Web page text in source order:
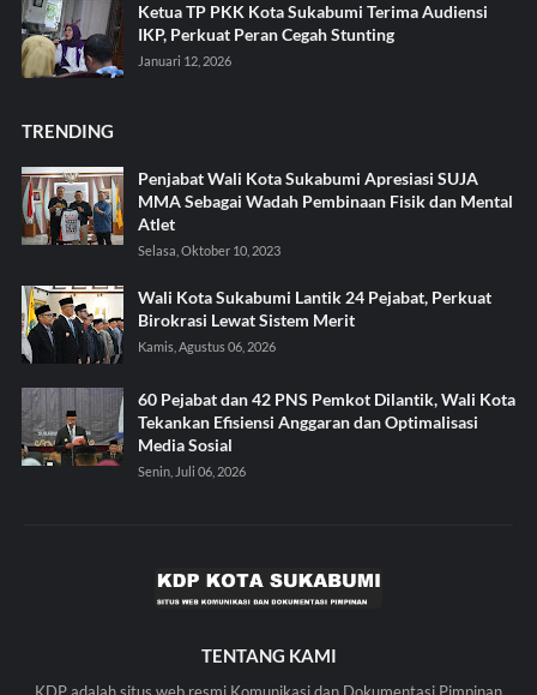
Ketua TP PKK Kota Sukabumi Terima Audiensi
IKP, Perkuat Peran Cegah Stunting
Januari 12, 2026
TRENDING
Penjabat Wali Kota Sukabumi Apresiasi SUJA
MMA Sebagai Wadah Pembinaan Fisik dan Mental
Atlet
Selasa, Oktober 10, 2023
Wali Kota Sukabumi Lantik 24 Pejabat, Perkuat
Birokrasi Lewat Sistem Merit
Kamis, Agustus 06, 2026
60 Pejabat dan 42 PNS Pemkot Dilantik, Wali Kota
Tekankan Efisiensi Anggaran dan Optimalisasi
Media Sosial
Senin, Juli 06, 2026
TENTANG KAMI